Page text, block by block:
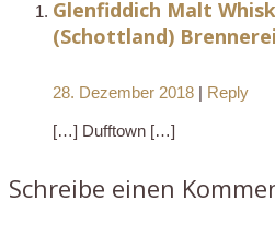
Glenfiddich Malt
(Schottland)
28. Dezember 2018 | Reply
[…] Dufftown […]
Schreibe einen